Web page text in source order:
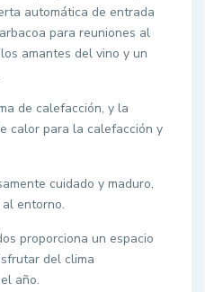
automática de entrada
para reuniones al
amantes del vino y un
de calefacción, y la
calor para la calefacción y
cuidado y maduro,
entorno.
proporciona un espacio
del clima
año.